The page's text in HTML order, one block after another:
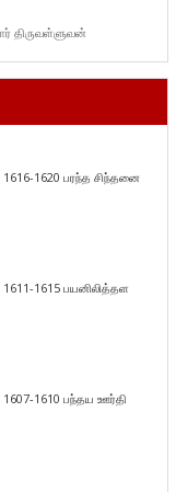
திருவள்ளுவன்
1620 பரந்த சிந்தனை
1615 பயனிலித்தள
1610 பந்தய ஊர்தி